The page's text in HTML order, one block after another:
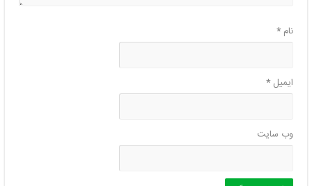
نام*
ایمیل*
وب‌ سایت